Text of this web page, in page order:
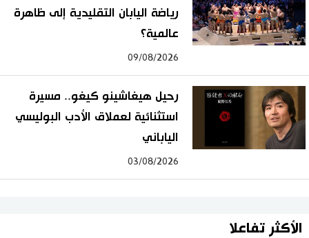
رياضة اليابان التقليدية إلى ظاهرة
عالمية؟
09/08/2026
رحيل هيغاشينو كيغو.. مسيرة
استثنائية لعملاق الأدب البوليسي
الياباني
03/08/2026
الأكثر تفاعلا